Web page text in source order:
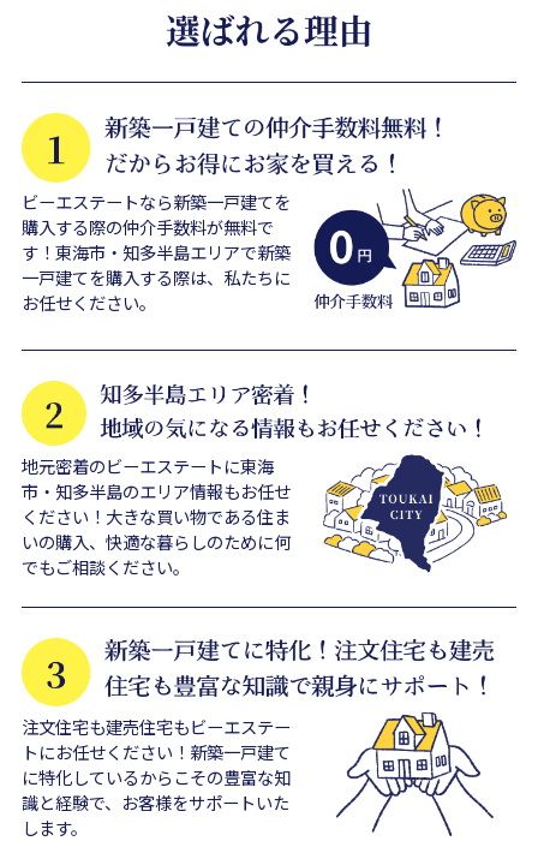
ビーエステートなら新築一戸建てを
購入する際の仲介手数料が無料で
す！東海市・知多半島エリアで新築
一戸建てを購入する際は、私たちに
お任せください。
地元密着のビーエステートに東海
市・知多半島のエリア情報もお任せ
ください！大きな買い物である住ま
いの購入、快適な暮らしのために何
でもご相談ください。
注文住宅も建売住宅もビーエステー
トにお任せください！新築一戸建て
に特化しているからこその豊富な知
識と経験で、お客様をサポートいた
します。